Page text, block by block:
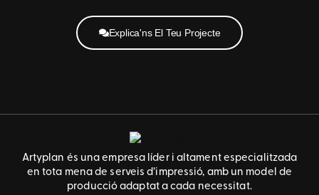
Explica'ns El Teu Projecte
Artyplan és una empresa líder i altament especialitzada
en tota mena de serveis d’impressió, amb un model de
producció adaptat a cada necessitat.